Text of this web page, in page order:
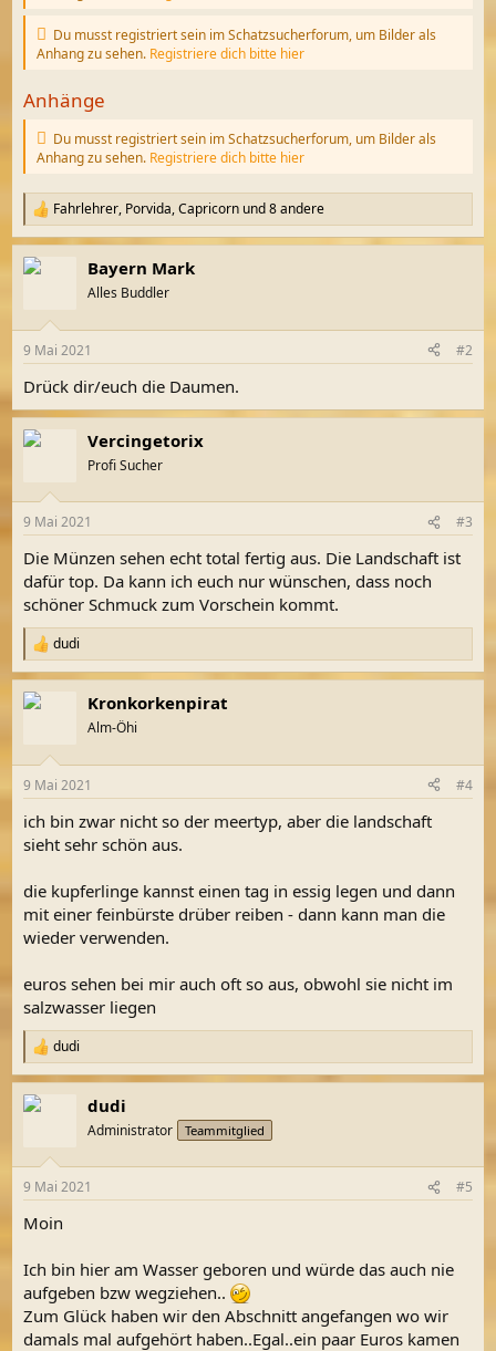
Du musst registriert sein im Schatzsucherforum, um Bilder als
Anhang zu sehen. Registriere dich bitte hier
Anhänge
Du musst registriert sein im Schatzsucherforum, um Bilder als
Anhang zu sehen. Registriere dich bitte hier
R
e
a
k
e
:
Fahrlehrer, Porvida,Capricorn und 8 andere
Bayern Mark
Alles Buddler
9 Mai 2021 #2
Drück dir/euch die Daumen.
Vercingetorix
Profi Sucher
9 Mai 2021 #3
Die Münzen sehen echt total fertig aus. Die Landschaft ist
dafür top. Da kann ich euch nur wünschen, dass noch
schöner Schmuck zum Vorschein kommt.
R
e
a
k
e
:
dudi
Kronkorkenpirat
Alm-Öhi
9 Mai 2021 #4
ich bin zwar nicht so der meertyp, aber die landschaft
sieht sehr schön aus.
die kupferlinge kannst einen tag in essig legen und dann
mit einer feinbürste drüber reiben - dann kann man die
wieder verwenden.
euros sehen bei mir auch oft so aus, obwohl sie nicht im
salzwasser liegen
R
e
a
k
e
:
dudi
dudi
Administrator Teammitglied
9 Mai 2021 #5
Moin
Ich bin hier am Wasser geboren und würde das auch nie
aufgeben bzw wegziehen..
Zum Glück haben wir den Abschnitt angefangen wo wir
damals mal aufgehört haben..Egal..ein paar Euros kamen